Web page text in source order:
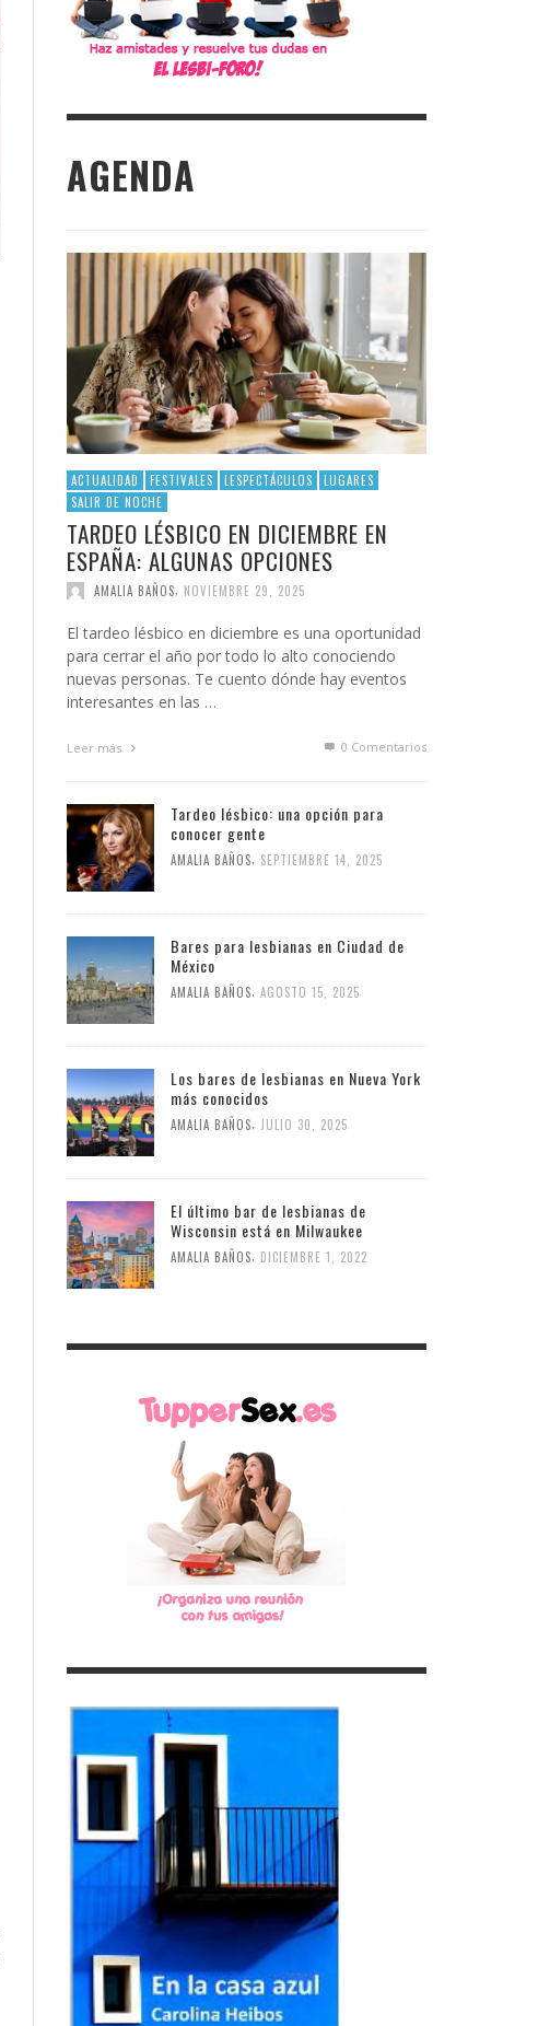
AGENDA
ACTUALIDAD FESTIVALES LESPECTÁCULOS
LUGARES
SALIR DE NOCHE
TARDEO LÉSBICO EN DICIEMBRE EN
ESPAÑA: ALGUNAS OPCIONES
AMALIA BAÑOS, NOVIEMBRE 29, 2025
El tardeo lésbico en diciembre es una oportunidad
para cerrar el año por todo lo alto conociendo
nuevas personas. Te cuento dónde hay eventos
interesantes en las …
Leer más 0 Comentarios
Tardeo lésbico: una opción para
conocer gente
AMALIA BAÑOS SEPTIEMBRE 14, 2025
Bares para lesbianas en Ciudad de
México
AMALIA BAÑOS AGOSTO 15, 2025
Los bares de lesbianas en Nueva York
más conocidos
AMALIA BAÑOS JULIO 30, 2025
El último bar de lesbianas de
Wisconsin está en Milwaukee
AMALIA BAÑOS DICIEMBRE 1, 2022